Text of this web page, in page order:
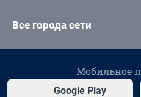
Все города сети
Мобильное
Google Play